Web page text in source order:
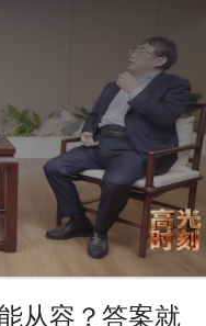
从容？答案就